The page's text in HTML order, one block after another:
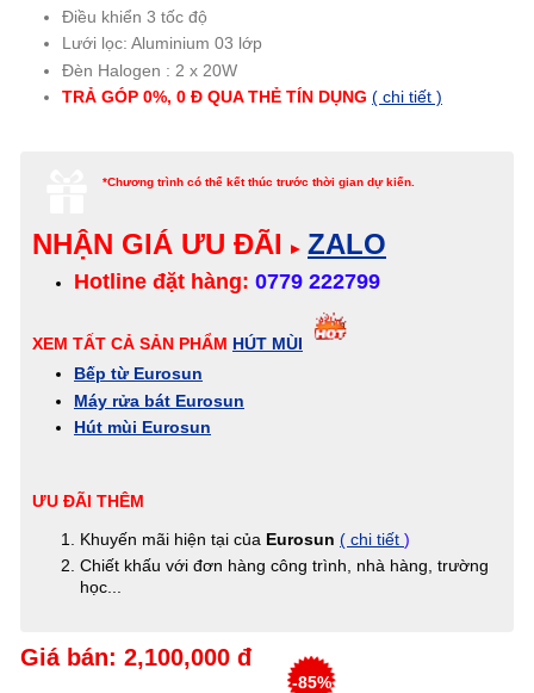
Điều khiển 3 tốc độ
Lưới lọc: Aluminium 03 lớp
Đèn Halogen : 2 x 20W
TRẢ GÓP 0%, 0 Đ QUA THẺ TÍN DỤNG ( chi tiết )
*Chương trình có thể kết thúc trước thời gian dự kiến.
NHẬN GIÁ ƯU ĐÃI ▸ ZALO
Hotline đặt hàng: 0779 222799
XEM TẤT CẢ SẢN PHẨM HÚT MÙI
Bếp từ Eurosun
Máy rửa bát Eurosun
Hút mùi Eurosun
ƯU ĐÃI THÊM
Khuyến mãi hiện tại của Eurosun ( chi tiết )
Chiết khấu với đơn hàng công trình, nhà hàng, trường
học...
Giá bán: 2,100,000 đ
-85%